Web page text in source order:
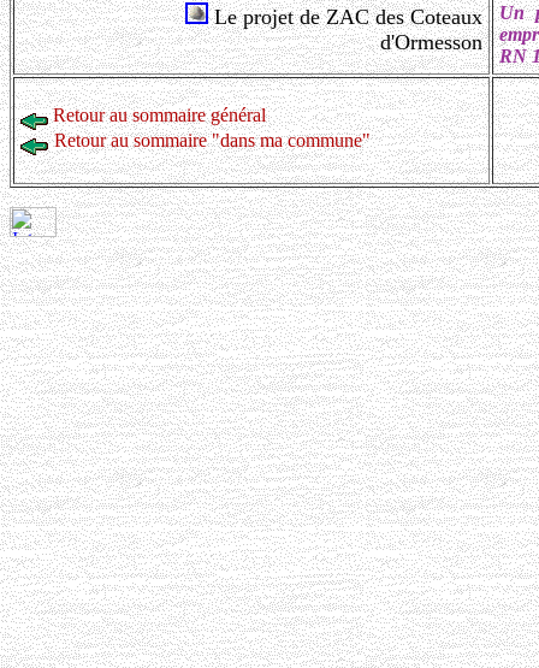
Le projet de ZAC des Coteaux
d'Ormesson
Un
RN
Retour au sommaire général
Retour au sommaire "dans ma commune"